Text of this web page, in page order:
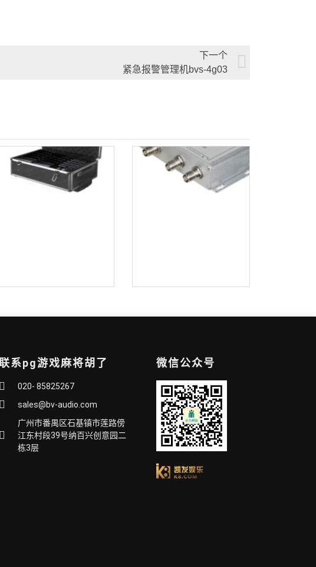
下一个
紧急报警管理机bvs-4g03
系pg游戏麻将胡了
020- 85825267
sales@bv-audio.com
广州市番禺区石基镇市莲路傍
江东村段39号纳百兴创意园二
栋3层
微信公众号